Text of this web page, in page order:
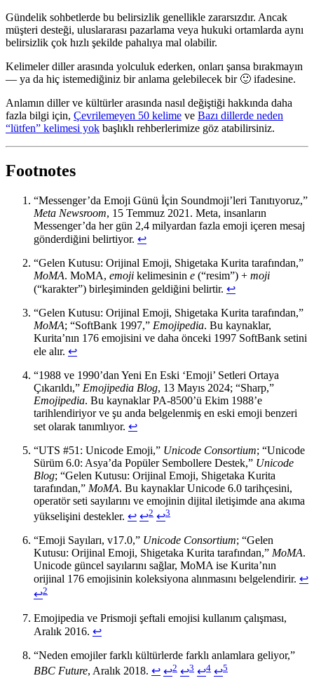
Gündelik sohbetlerde bu belirsizlik genellikle zararsızdır. Ancak
müşteri desteği, uluslararası pazarlama veya hukuki ortamlarda aynı
belirsizlik çok hızlı şekilde pahalıya mal olabilir.
Kelimeler diller arasında yolculuk ederken, onları şansa bırakmayın
— ya da hiç istemediğiniz bir anlama gelebilecek bir 🙂 ifadesine.
Anlamın diller ve kültürler arasında nasıl değiştiği hakkında daha
fazla bilgi için, Çevrilemeyen 50 kelime ve Bazı dillerde neden
“lütfen” kelimesi yok başlıklı rehberlerimize göz atabilirsiniz.
Footnotes
“Messenger’da Emoji Günü İçin Soundmoji’leri Tanıtıyoruz,”
Meta Newsroom, 15 Temmuz 2021. Meta, insanların
Messenger’da her gün 2,4 milyardan fazla emoji içeren mesaj
gönderdiğini belirtiyor. ↩
“Gelen Kutusu: Orijinal Emoji, Shigetaka Kurita tarafından,”
MoMA. MoMA, emoji kelimesinin e (“resim”) + moji
(“karakter”) birleşiminden geldiğini belirtir. ↩
“Gelen Kutusu: Orijinal Emoji, Shigetaka Kurita tarafından,”
MoMA; “SoftBank 1997,” Emojipedia. Bu kaynaklar,
Kurita’nın 176 emojisini ve daha önceki 1997 SoftBank setini
ele alır. ↩
“1988 ve 1990’dan Yeni En Eski ‘Emoji’ Setleri Ortaya
Çıkarıldı,” Emojipedia Blog, 13 Mayıs 2024; “Sharp,”
Emojipedia. Bu kaynaklar PA-8500’ü Ekim 1988’e
tarihlendiriyor ve şu anda belgelenmiş en eski emoji benzeri
set olarak tanımlıyor. ↩
“UTS #51: Unicode Emoji,” Unicode Consortium; “Unicode
Sürüm 6.0: Asya’da Popüler Sembollere Destek,” Unicode
Blog; “Gelen Kutusu: Orijinal Emoji, Shigetaka Kurita
tarafından,” MoMA. Bu kaynaklar Unicode 6.0 tarihçesini,
operatör seti sayılarını ve emojinin dijital iletişimde ana akıma
yükselişini destekler. ↩ ↩2 ↩3
“Emoji Sayıları, v17.0,” Unicode Consortium; “Gelen
Kutusu: Orijinal Emoji, Shigetaka Kurita tarafından,” MoMA.
Unicode güncel sayılarını sağlar, MoMA ise Kurita’nın
orijinal 176 emojisinin koleksiyona alınmasını belgelendirir. ↩
↩2
Emojipedia ve Prismoji şeftali emojisi kullanım çalışması,
Aralık 2016. ↩
“Neden emojiler farklı kültürlerde farklı anlamlara geliyor,”
BBC Future, Aralık 2018. ↩ ↩2 ↩3 ↩4 ↩5